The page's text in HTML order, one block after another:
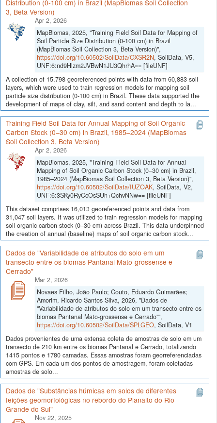
Distribution (0-100 cm) in Brazil (MapBiomas Soil Collection
3, Beta Version)
Apr 2, 2026
MapBiomas, 2025, "Training Field Soil Data for Mapping of
Soil Particle Size Distribution (0-100 cm) in Brazil
(MapBiomas Soil Collection 3, Beta Version)",
https://doi.org/10.60502/SoilData/OXSR2N, SoilData, V5,
UNF:6:nd9Hlzm2JVBwN1JU3QhrhA== [fileUNF]
A collection of 15,798 georeferenced points with data from 60,883 soil
layers, which were used to train regression models for mapping soil
particle size distribution (0-100 cm) in Brazil. These data supported the
development of maps of clay, silt, and sand content and depth to la...
Training Field Soil Data for Annual Mapping of Soil Organic
Carbon Stock (0–30 cm) in Brazil, 1985–2024 (MapBiomas
Soil Collection 3, Beta Version)
Apr 2, 2026
MapBiomas, 2025, "Training Field Soil Data for Annual
Mapping of Soil Organic Carbon Stock (0–30 cm) in Brazil,
1985–2024 (MapBiomas Soil Collection 3, Beta Version)",
https://doi.org/10.60502/SoilData/IUZOAK, SoilData, V2,
UNF:6:3SKy0RyCcOsSUh+QchvNNw== [fileUNF]
This dataset comprises 16,013 georeferenced points and data from
31,047 soil layers. It was utilized to train regression models for mapping
soil organic carbon stock (0–30 cm) across Brazil. This data underpinned
the creation of annual (baseline) maps of soil organic carbon stock...
Dados de "Variabilidade de atributos do solo em um
transecto entre os biomas Pantanal Mato-grossense e
Cerrado"
Mar 2, 2026
Novaes Filho, João Paulo; Couto, Eduardo Guimarães;
Amorim, Ricardo Santos Silva, 2026, "Dados de
"Variabilidade de atributos do solo em um transecto entre os
biomas Pantanal Mato-grossense e Cerrado"",
https://doi.org/10.60502/SoilData/SPLGEO, SoilData, V1
Dados provenientes de uma extensa coleta de amostras de solo em um
transecto de 210 km entre os biomas Pantanal e Cerrado, totalizando
1415 pontos e 1780 camadas. Essas amostras foram georreferenciadas
com GPS. Em cada um dos pontos de amostragem, foram coletadas
amostras de solo...
Dados de "Substâncias húmicas em solos de diferentes
feições geomorfológicas no rebordo do Planalto do Rio
Grande do Sul"
Nov 22, 2025